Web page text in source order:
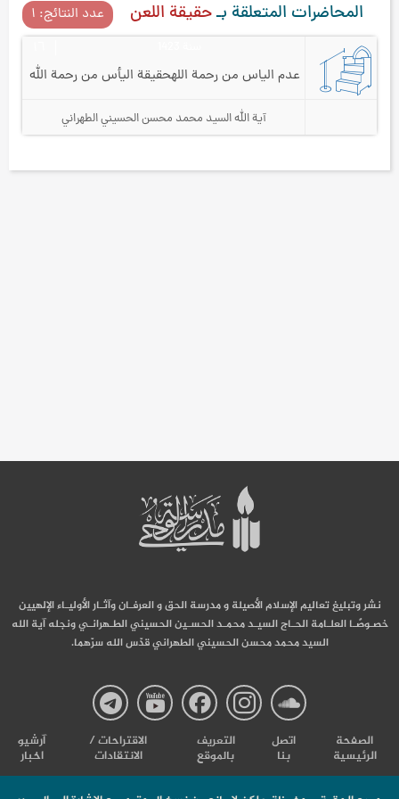
المحاضرات المتعلقة بـحقيقة اللعن عدد النتائج: ۱
عدم الياس من رحمة اللهحقيقة اليأس من رحمة الله
آية الله السيد محمد محسن الحسيني الطهراني
نشر وتبليغ تعاليم الإسلام الأصيلة و مدرسة الحق و العرفـان وآثـار الأوليـاء الإلهيين
خصـوصًـا العلـامة الحـاج السيـد محمـد الحسـين الحسيني الطـهرانـي ونجله آية الله
السيد محمد محسن الحسيني الطهراني قدّس الله سرّهما.
صفحة
صفحة
صفحة
صفحة
الصفحة
الرئيسية
اتصل
بنا
التعریف
بالموقع
الاقتراحات /
الانتقادات
آرشیو
اخبار